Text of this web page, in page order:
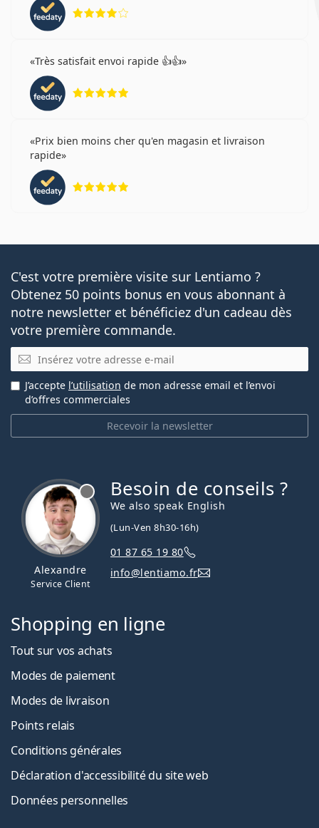
Très satisfait envoi rapide 👍👍
Prix bien moins cher qu'en magasin et livraison
rapide
C'est votre première visite sur Lentiamo ?
Obtenez 50 points bonus en vous abonnant à
notre newsletter et bénéficiez d'un cadeau dès
votre première commande.
E-mail
Recevoir la newsletter
J’accepte l’utilisation de mon adresse email et l’envoi
d’offres commerciales
Alexandre
Service Client
Besoin de conseils ?
We also speak English
(Lun-Ven 8h30-16h)
01 87 65 19 80
info@lentiamo.fr
Shopping en ligne
Tout sur vos achats
Modes de paiement
Modes de livraison
Points relais
Conditions générales
Déclaration d'accessibilité du site web
Données personnelles